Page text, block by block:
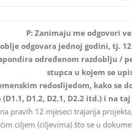
P: Zanimaju me odgovori
odgovara jednoj godini, tj.
određenom razdoblju
stupca u kojem se
redoslijedom, kako se
(D1.1, D1.2, D2.1, D2.2 itd.) i na
pravih 12 mjeseci trajanja
ciljem (ciljevima) što se u